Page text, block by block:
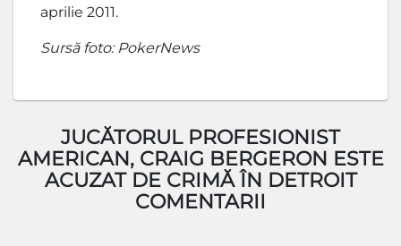
aprilie 2011.
Sursă foto: PokerNews
JUCĂTORUL PROFESIONIST
AMERICAN, CRAIG BERGERON ESTE
ACUZAT DE CRIMĂ ÎN DETROIT
COMENTARII